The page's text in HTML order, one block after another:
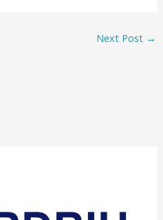
Next Post →